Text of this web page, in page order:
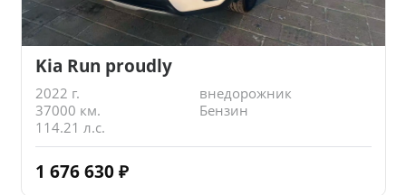
Kia Run proudly
2022 г.
внедорожник
37000 км.
Бензин
114.21 л.с.
1 676 630 ₽